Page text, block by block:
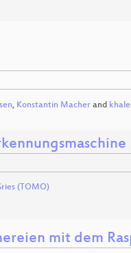
, Konstantin Macherand
(TOMO)
mit dem